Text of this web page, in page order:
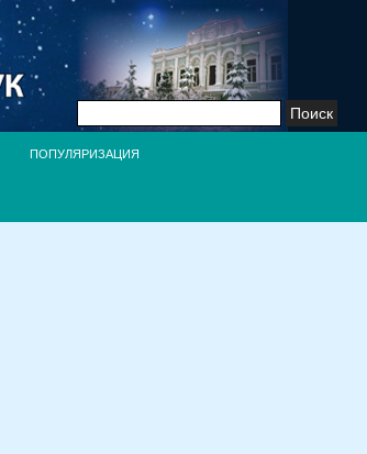
Найти:
ПОПУЛЯРИЗАЦИЯ